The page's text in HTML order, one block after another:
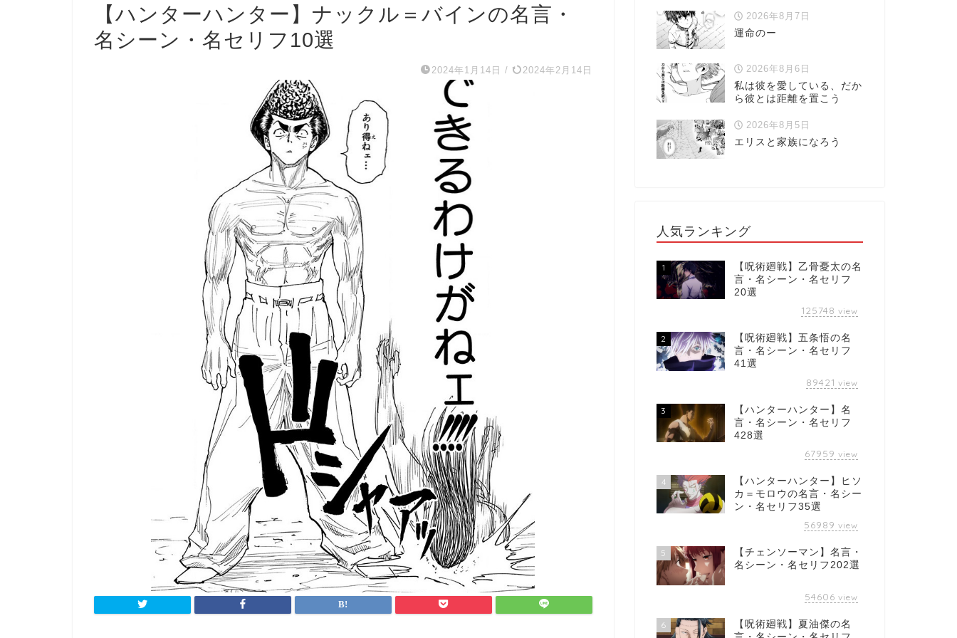
【ハンターハンター】ナックル＝バインの名言・
名シーン・名セリフ10選
2024年1月14日 / 2024年2月14日
2026年8月7日
運命のー
2026年8月6日
私は彼を愛している、だか
ら彼とは距離を置こう
2026年8月5日
エリスと家族になろう
人気ランキング
1
【呪術廻戦】乙骨憂太の名
言・名シーン・名セリフ
20選
125748 view
2
【呪術廻戦】五条悟の名
言・名シーン・名セリフ
41選
89421 view
3
【ハンターハンター】名
言・名シーン・名セリフ
428選
67959 view
4
【ハンターハンター】ヒソ
カ＝モロウの名言・名シー
ン・名セリフ35選
56989 view
5
【チェンソーマン】名言・
名シーン・名セリフ202選
54606 view
6
【呪術廻戦】夏油傑の名